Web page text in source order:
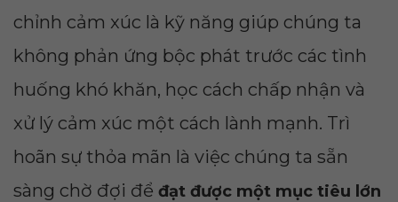
chỉnh cảm xúc là kỹ năng giúp chúng ta
không phản ứng bộc phát trước các tình
huống khó khăn, học cách chấp nhận và
xử lý cảm xúc một cách lành mạnh. Trì
hoãn sự thỏa mãn là việc chúng ta sẵn
sàng chờ đợi để đạt được một mục tiêu lớn